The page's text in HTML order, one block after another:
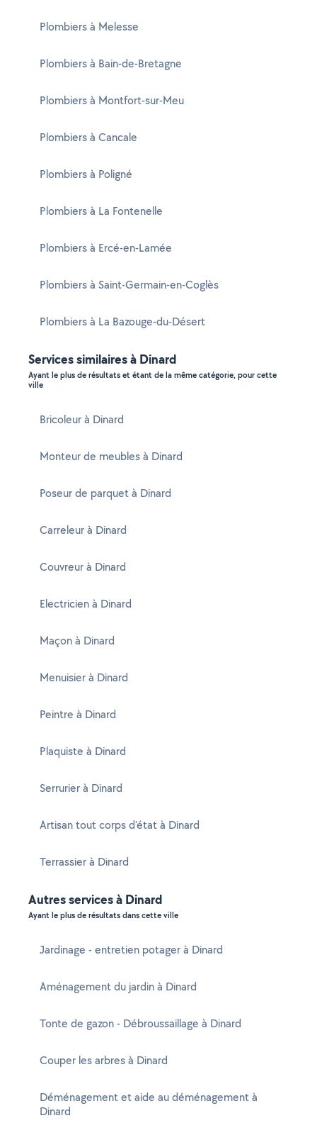
Plombiers à Melesse
Plombiers à Bain-de-Bretagne
Plombiers à Montfort-sur-Meu
Plombiers à Cancale
Plombiers à Poligné
Plombiers à La Fontenelle
Plombiers à Ercé-en-Lamée
Plombiers à Saint-Germain-en-Coglès
Plombiers à La Bazouge-du-Désert
Services similaires à Dinard
Ayant le plus de résultats et étant de la même catégorie, pour cette
ville
Bricoleur à Dinard
Monteur de meubles à Dinard
Poseur de parquet à Dinard
Carreleur à Dinard
Couvreur à Dinard
Electricien à Dinard
Maçon à Dinard
Menuisier à Dinard
Peintre à Dinard
Plaquiste à Dinard
Serrurier à Dinard
Artisan tout corps d'état à Dinard
Terrassier à Dinard
Autres services à Dinard
Ayant le plus de résultats dans cette ville
Jardinage - entretien potager à Dinard
Aménagement du jardin à Dinard
Tonte de gazon - Débroussaillage à Dinard
Couper les arbres à Dinard
Déménagement et aide au déménagement à
Dinard